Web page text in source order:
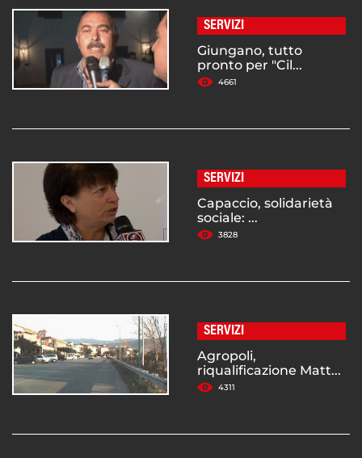
SERVIZI
Giungano, tutto
pronto per "Cil...
4661
SERVIZI
Capaccio, solidarietà
sociale: ...
3828
SERVIZI
Agropoli,
riqualificazione Matt...
4311